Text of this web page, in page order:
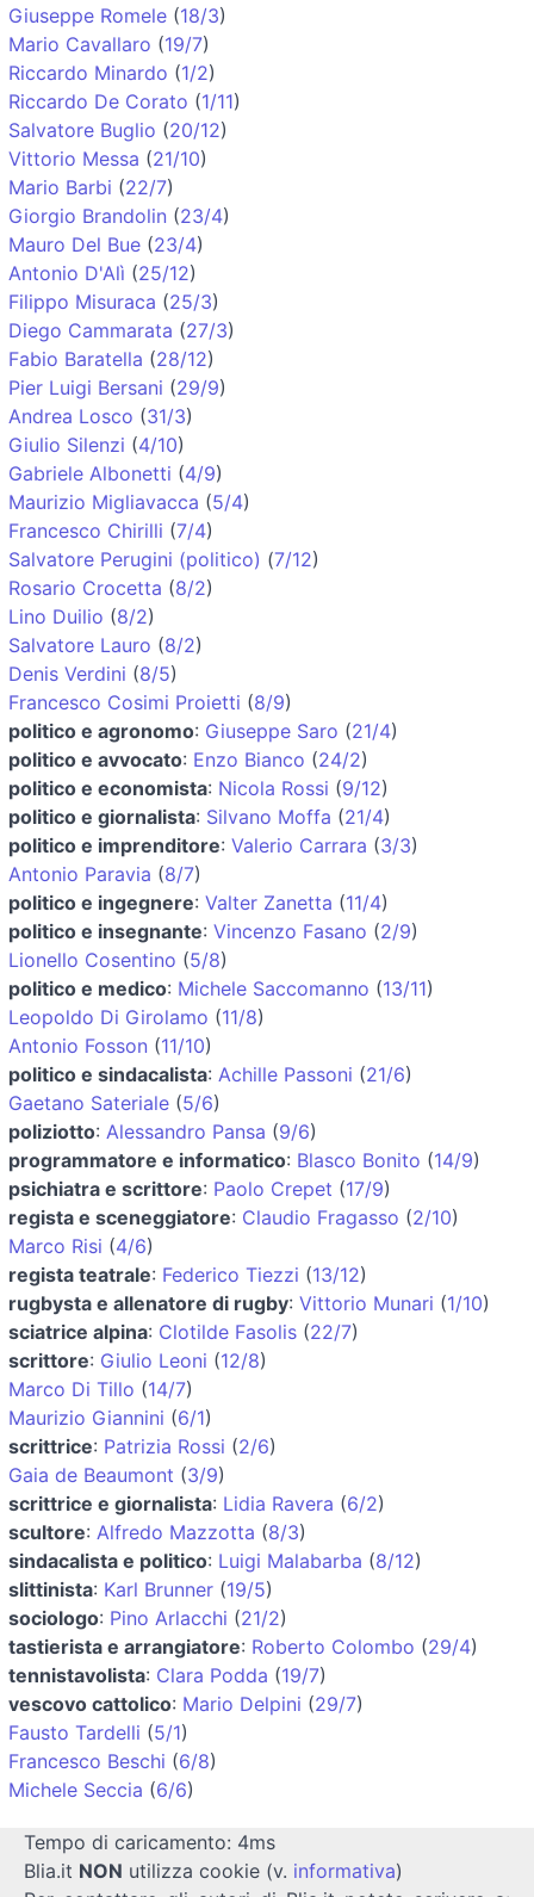
Giuseppe Romele (18/3)
Mario Cavallaro (19/7)
Riccardo Minardo (1/2)
Riccardo De Corato (1/11)
Salvatore Buglio (20/12)
Vittorio Messa (21/10)
Mario Barbi (22/7)
Giorgio Brandolin (23/4)
Mauro Del Bue (23/4)
Antonio D'Alì (25/12)
Filippo Misuraca (25/3)
Diego Cammarata (27/3)
Fabio Baratella (28/12)
Pier Luigi Bersani (29/9)
Andrea Losco (31/3)
Giulio Silenzi (4/10)
Gabriele Albonetti (4/9)
Maurizio Migliavacca (5/4)
Francesco Chirilli (7/4)
Salvatore Perugini (politico) (7/12)
Rosario Crocetta (8/2)
Lino Duilio (8/2)
Salvatore Lauro (8/2)
Denis Verdini (8/5)
Francesco Cosimi Proietti (8/9)
politico e agronomo: Giuseppe Saro (21/4)
politico e avvocato: Enzo Bianco (24/2)
politico e economista: Nicola Rossi (9/12)
politico e giornalista: Silvano Moffa (21/4)
politico e imprenditore: Valerio Carrara (3/3)
Antonio Paravia (8/7)
politico e ingegnere: Valter Zanetta (11/4)
politico e insegnante: Vincenzo Fasano (2/9)
Lionello Cosentino (5/8)
politico e medico: Michele Saccomanno (13/11)
Leopoldo Di Girolamo (11/8)
Antonio Fosson (11/10)
politico e sindacalista: Achille Passoni (21/6)
Gaetano Sateriale (5/6)
poliziotto: Alessandro Pansa (9/6)
programmatore e informatico: Blasco Bonito (14/9)
psichiatra e scrittore: Paolo Crepet (17/9)
regista e sceneggiatore: Claudio Fragasso (2/10)
Marco Risi (4/6)
regista teatrale: Federico Tiezzi (13/12)
rugbysta e allenatore di rugby: Vittorio Munari (1/10)
sciatrice alpina: Clotilde Fasolis (22/7)
scrittore: Giulio Leoni (12/8)
Marco Di Tillo (14/7)
Maurizio Giannini (6/1)
scrittrice: Patrizia Rossi (2/6)
Gaia de Beaumont (3/9)
scrittrice e giornalista: Lidia Ravera (6/2)
scultore: Alfredo Mazzotta (8/3)
sindacalista e politico: Luigi Malabarba (8/12)
slittinista: Karl Brunner (19/5)
sociologo: Pino Arlacchi (21/2)
tastierista e arrangiatore: Roberto Colombo (29/4)
tennistavolista: Clara Podda (19/7)
vescovo cattolico: Mario Delpini (29/7)
Fausto Tardelli (5/1)
Francesco Beschi (6/8)
Michele Seccia (6/6)
Tempo di caricamento: 4ms
Blia.it NON utilizza cookie (v. informativa)